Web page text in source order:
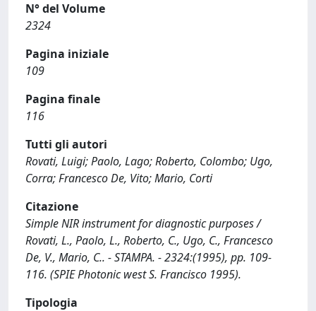
N° del Volume
2324
Pagina iniziale
109
Pagina finale
116
Tutti gli autori
Rovati, Luigi; Paolo, Lago; Roberto, Colombo; Ugo,
Corra; Francesco De, Vito; Mario, Corti
Citazione
Simple NIR instrument for diagnostic purposes /
Rovati, L., Paolo, L., Roberto, C., Ugo, C., Francesco
De, V., Mario, C.. - STAMPA. - 2324:(1995), pp. 109-
116. (SPIE Photonic west S. Francisco 1995).
Tipologia